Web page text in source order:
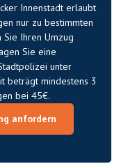
Innenstadt erlaubt
nur zu bestimmten
Sie Ihren Umzug
Sie eine
unter
beträgt mindestens 3
bei 45€.
anfordern